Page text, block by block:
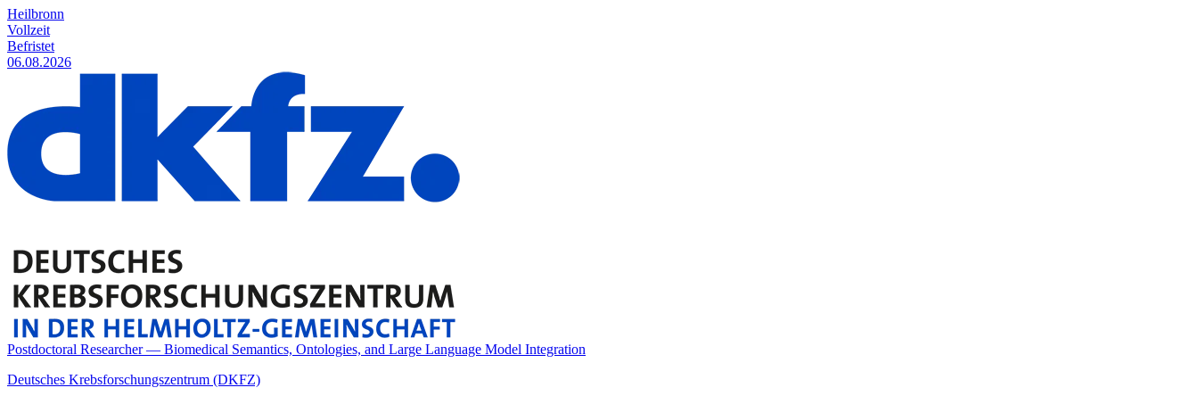
Heilbronn
Vollzeit
Befristet
06.08.2026
Postdoctoral Researcher — Biomedical Semantics, Ontologies, and Large Language Model Integration
Deutsches Krebsforschungszentrum (DKFZ)